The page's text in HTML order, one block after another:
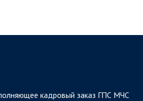
кадровый заказ ГПС МЧС